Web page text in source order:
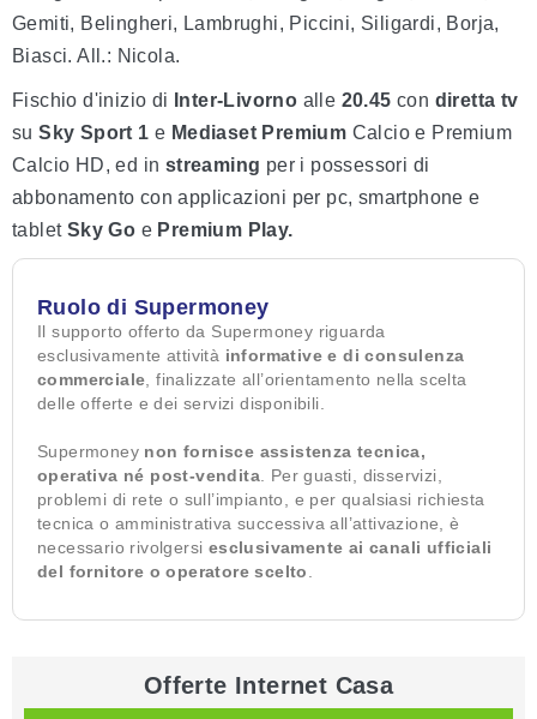
Gemiti, Belingheri, Lambrughi, Piccini, Siligardi, Borja,
Biasci. All.: Nicola.
Fischio d'inizio di Inter-Livorno alle 20.45 con diretta tv
suSky Sport 1e Mediaset Premium Calcio e Premium
Calcio HD, ed in streaming per i possessori di
abbonamento con applicazioni per pc, smartphone e
tablet Sky Go e Premium Play.
Ruolo di Supermoney
Il supporto offerto da Supermoney riguarda
esclusivamente attività informative e di consulenza
commerciale , finalizzate all’orientamento nella scelta
delle offerte e dei servizi disponibili.
Supermoney non fornisce assistenza tecnica,
operativa né post-vendita . Per guasti, disservizi,
problemi di rete o sull’impianto, e per qualsiasi richiesta
tecnica o amministrativa successiva all’attivazione, è
necessario rivolgersi esclusivamente ai canali ufficiali
del fornitore o operatore scelto
Offerte Internet Casa